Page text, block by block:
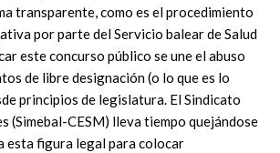
transparente, como es el procedimiento
por parte del Servicio balear de Salud
este concurso público se une el abuso
de libre designación (o lo que es lo
principios de legislatura. El Sindicato
(Simebal-CESM) lleva tiempo quejándose
esta figura legal para colocar